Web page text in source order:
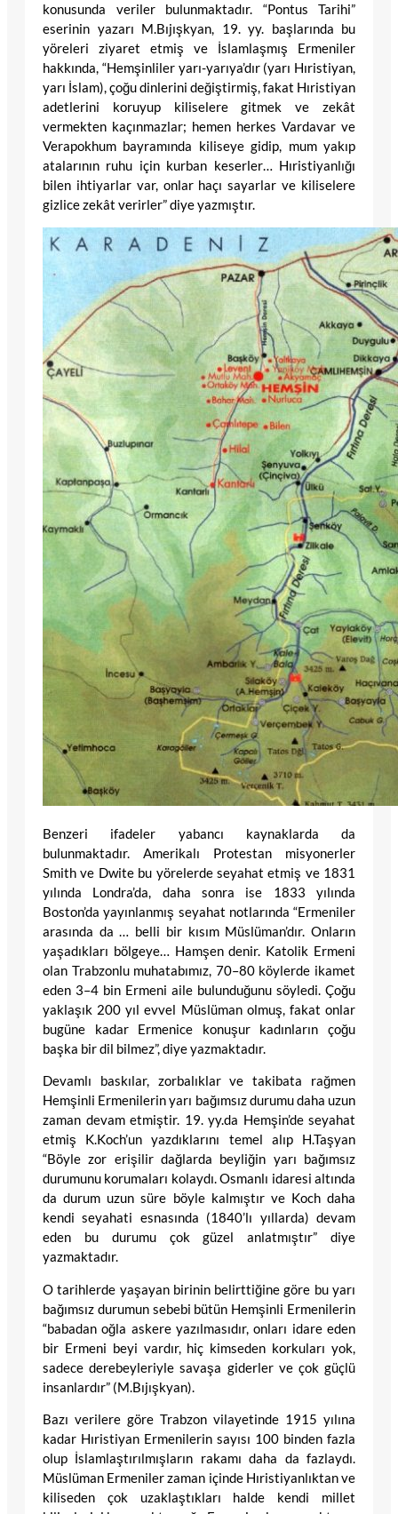
konusunda veriler bulunmaktadır. “Pontus Tarihi”
eserinin yazarı M.Bıjışkyan, 19. yy. başlarında bu
yöreleri ziyaret etmiş ve İslamlaşmış Ermeniler
hakkında, “Hemşinliler yarı-yarıya’dır (yarı Hıristiyan,
yarı İslam), çoğu dinlerini değiştirmiş, fakat Hıristiyan
adetlerini koruyup kiliselere gitmek ve zekât
vermekten kaçınmazlar; hemen herkes Vardavar ve
Verapokhum bayramında kiliseye gidip, mum yakıp
atalarının ruhu için kurban keserler… Hıristiyanlığı
bilen ihtiyarlar var, onlar haçı sayarlar ve kiliselere
gizlice zekât verirler” diye yazmıştır.
Benzeri ifadeler yabancı kaynaklarda da
bulunmaktadır. Amerikalı Protestan misyonerler
Smith ve Dwite bu yörelerde seyahat etmiş ve 1831
yılında Londra’da, daha sonra ise 1833 yılında
Boston’da yayınlanmış seyahat notlarında “Ermeniler
arasında da … belli bir kısım Müslüman’dır. Onların
yaşadıkları bölgeye… Hamşen denir. Katolik Ermeni
olan Trabzonlu muhatabımız, 70–80 köylerde ikamet
eden 3–4 bin Ermeni aile bulunduğunu söyledi. Çoğu
yaklaşık 200 yıl evvel Müslüman olmuş, fakat onlar
bugüne kadar Ermenice konuşur kadınların çoğu
başka bir dil bilmez”, diye yazmaktadır.
Devamlı baskılar, zorbalıklar ve takibata rağmen
Hemşinli Ermenilerin yarı bağımsız durumu daha uzun
zaman devam etmiştir. 19. yy.da Hemşin’de seyahat
etmiş K.Koch’un yazdıklarını temel alıp H.Taşyan
“Böyle zor erişilir dağlarda beyliğin yarı bağımsız
durumunu korumaları kolaydı. Osmanlı idaresi altında
da durum uzun süre böyle kalmıştır ve Koch daha
kendi seyahati esnasında (1840’lı yıllarda) devam
eden bu durumu çok güzel anlatmıştır” diye
yazmaktadır.
O tarihlerde yaşayan birinin belirttiğine göre bu yarı
bağımsız durumun sebebi bütün Hemşinli Ermenilerin
“babadan oğla askere yazılmasıdır, onları idare eden
bir Ermeni beyi vardır, hiç kimseden korkuları yok,
sadece derebeyleriyle savaşa giderler ve çok güçlü
insanlardır” (M.Bıjışkyan).
Bazı verilere göre Trabzon vilayetinde 1915 yılına
kadar Hıristiyan Ermenilerin sayısı 100 binden fazla
olup İslamlaştırılmışların rakamı daha da fazlaydı.
Müslüman Ermeniler zaman içinde Hıristiyanlıktan ve
kiliseden çok uzaklaştıkları halde kendi millet